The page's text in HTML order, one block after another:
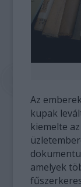
Az
kupak
kiemelte
amelyek